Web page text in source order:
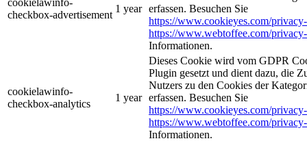
cookielawinfo-
checkbox-advertisement
1 year erfassen. Besuchen Sie
https://www.cookieyes.com/
https://www.webtoffee.com/
Informationen.
cookielawinfo-
checkbox-analytics
1 year
Dieses Cookie wird vom GDPR
Plugin gesetzt und dient dazu, die
Nutzers zu den Cookies der
erfassen. Besuchen Sie
https://www.cookieyes.com/
https://www.webtoffee.com/
Informationen.